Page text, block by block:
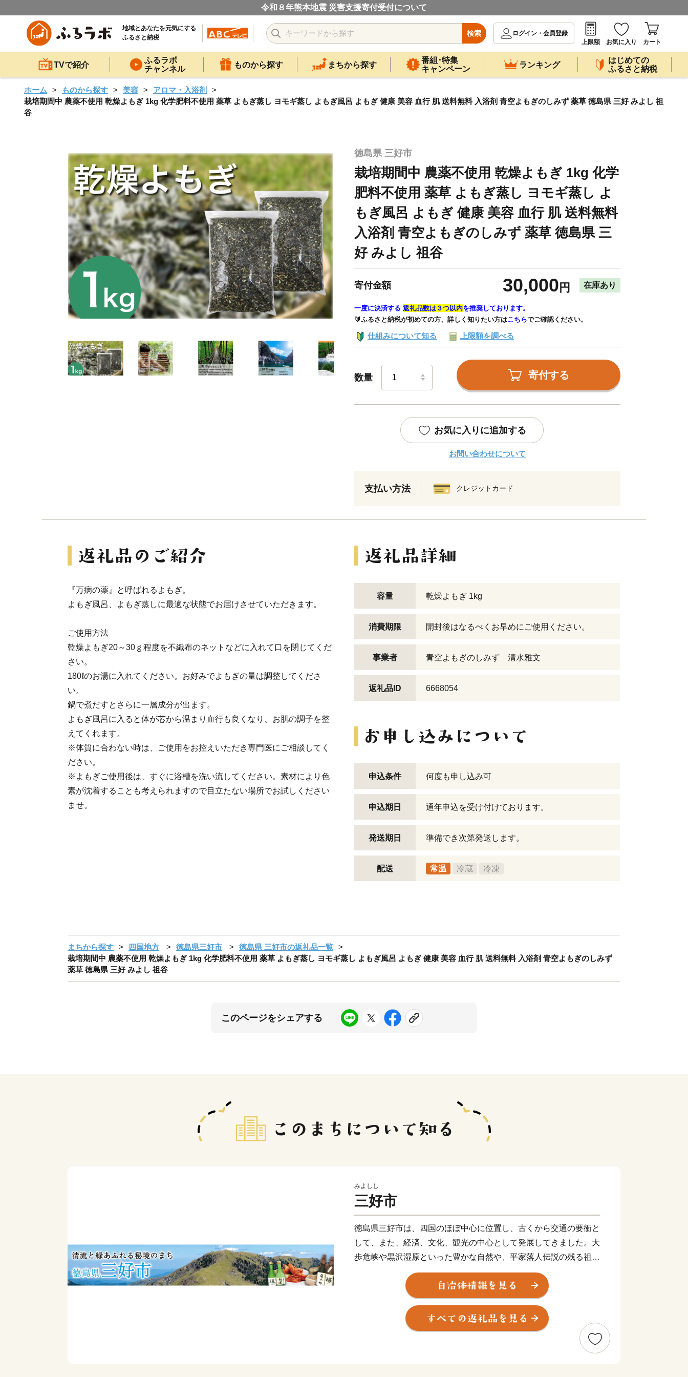
令和８年熊本地震 災害支援寄付受付について
地域とあなたを元気にする
ふるさと納税
検索
ログイン・会員登録
上限額
お気に入り カート
TVで紹介
ふるラボ
チャンネル
ものから探す まちから探す
番組･特集
キャンペーン
ランキング
はじめての
ふるさと納税
ホーム ものから探す 美容
アロマ・入浴剤
栽培期間中 農薬不使用 乾燥よもぎ 1kg 化学肥料不使用 薬草 よもぎ蒸し ヨモギ蒸し よもぎ風呂 よもぎ 健康 美容 血行 肌 送料無料 入浴剤 青空よもぎのしみず 薬草 徳島県 三好 みよし 祖
谷
徳島県 三好市
栽培期間中 農薬不使用 乾燥よもぎ 1kg 化学
肥料不使用 薬草 よもぎ蒸し ヨモギ蒸し よ
もぎ風呂 よもぎ 健康 美容 血行 肌 送料無料
入浴剤 青空よもぎのしみず 薬草 徳島県 三
好 みよし 祖谷
寄付金額 30,000 円 在庫あり
一度に決済する 返礼品数は３つ以内を推奨しております。
🔰ふるさと納税が初めての方、詳しく知りたい方はこちらでご確認ください。
仕組みについて知る 上限額を調べる
数量 寄付する
お気に入りに追加する
お問い合わせについて
支払い方法 クレジットカード
『万病の薬』と呼ばれるよもぎ。
よもぎ風呂、よもぎ蒸しに最適な状態でお届けさせていただきます。
ご使用方法
乾燥よもぎ20～30ｇ程度を不織布のネットなどに入れて口を閉じてくだ
さい。
180ℓのお湯に入れてください。お好みでよもぎの量は調整してくださ
い。
鍋で煮だすとさらに一層成分が出ます。
よもぎ風呂に入ると体が芯から温まり血行も良くなり、お肌の調子を整
えてくれます。
※体質に合わない時は、ご使用をお控えいただき専門医にご相談してく
ださい。
※よもぎご使用後は、すぐに浴槽を洗い流してください。素材により色
素が沈着することも考えられますので目立たない場所でお試しください
ませ。
容量 乾燥よもぎ 1kg
消費期限 開封後はなるべくお早めにご使用ください。
事業者 青空よもぎのしみず 清水雅文
返礼品ID 6668054
申込条件 何度も申し込み可
申込期日 通年申込を受け付けております。
発送期日 準備でき次第発送します。
配送 常温 冷蔵 冷凍
まちから探す 四国地方 徳島県三好市
徳島県 三好市の返礼品一覧
栽培期間中 農薬不使用 乾燥よもぎ 1kg 化学肥料不使用 薬草 よもぎ蒸し ヨモギ蒸し よもぎ風呂 よもぎ 健康 美容 血行 肌 送料無料 入浴剤 青空よもぎのしみず
薬草 徳島県 三好 みよし 祖谷
このページをシェアする
みよしし
三好市
徳島県三好市は、四国のほぼ中心に位置し、古くから交通の要衝と
して、また、経済、文化、観光の中心として発展してきました。大
歩危峡や黒沢湿原といった豊かな自然や、平家落人伝説の残る祖谷
のかずら橋など、歴史的文化遺産の多く残るまちです。また阿波踊
りや祖谷平家祭りなど四季折々に様々なイベントがあります。近年
はラフティングやウェイクボードなどウォータースポーツを楽しめ
るまちとしても人気を集めています。ぜひ多くの皆様にお越しいた
だき三好市を楽しんでいただければと思います。